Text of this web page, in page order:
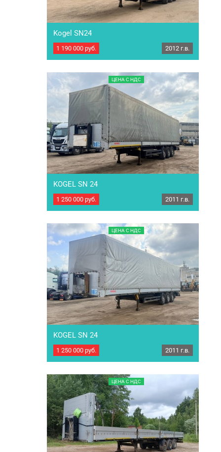
П-образный полуприцеп Kogel SN24. Год
35000 кг МБН 6400 кг Внутренние размеры
Длина 13,6м Ширина 2,5 м Высота 2,7 м
Резина передняя ось – КАМА – 385/65R22.5 –
50% Резина средняя ось – Doblestar –
385/65R22.5 – 50% Резина задняя ось - КАМА
– 385/65R22.5 – 50% Комплектация:…
Kogel SN24
1 190 000 руб. 2012 г.в.
ЦЕНА С НДС
Полуприцеп П-образный KOGEL SN 24
оригинал по факту 1 собственник Страна
изготовитель- Германия. Характеристики: Год
выпуска: 2011 Марка осей: BPW eco plus Тип
тормозов: Дисковые Тип подвески: Пневмо/
рессорная РММ: 35 000 кг. МБН: 6 30кг.
Грузоподъемность:…
KOGEL SN 24
1 250 000 руб. 2011 г.в.
ЦЕНА С НДС
Полуприцеп П-образный KOGEL SN 24
оригинал по факту 1 собственник Страна
изготовитель- Германия. Характеристики: Год
выпуска: 2011 Марка осей: BPW eco plus Тип
тормозов: Дисковые Тип подвески: Пневмо/
рессорная РММ: 35 000 кг. МБН: 6 400кг.
Грузоподъемность:…
KOGEL SN 24
1 250 000 руб. 2011 г.в.
ЦЕНА С НДС